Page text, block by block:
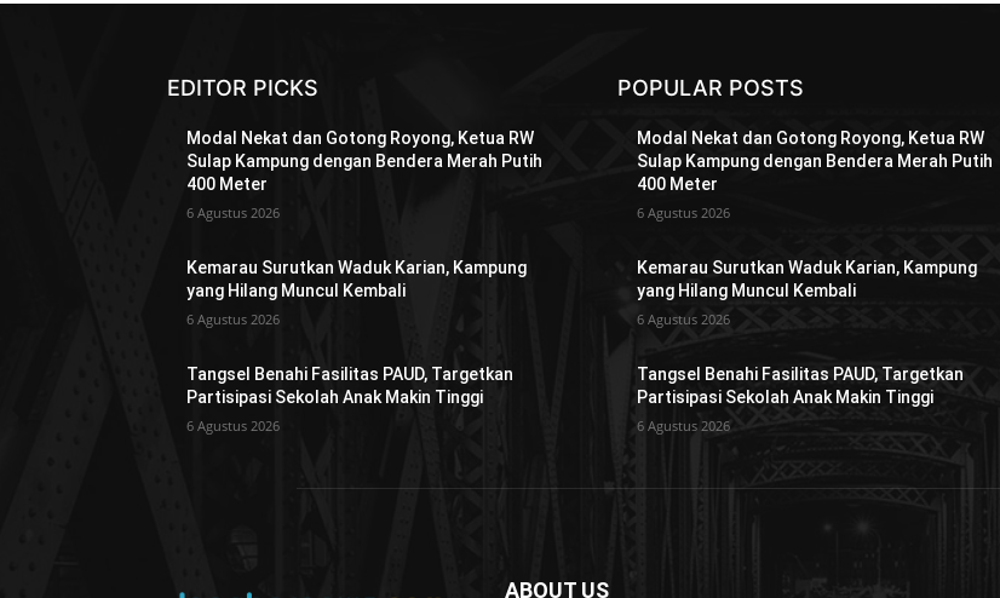
EDITOR PICKS
Modal Nekat dan Gotong Royong, Ketua RW
Sulap Kampung dengan Bendera Merah Putih
400 Meter
6 Agustus 2026
Kemarau Surutkan Waduk Karian, Kampung
yang Hilang Muncul Kembali
6 Agustus 2026
Tangsel Benahi Fasilitas PAUD, Targetkan
Partisipasi Sekolah Anak Makin Tinggi
6 Agustus 2026
POPULAR POSTS
Modal Nekat dan Gotong Royong, Ketua RW
Sulap Kampung dengan Bendera Merah Putih
400 Meter
6 Agustus 2026
Kemarau Surutkan Waduk Karian, Kampung
yang Hilang Muncul Kembali
6 Agustus 2026
Tangsel Benahi Fasilitas PAUD, Targetkan
Partisipasi Sekolah Anak Makin Tinggi
6 Agustus 2026
ABOUT US